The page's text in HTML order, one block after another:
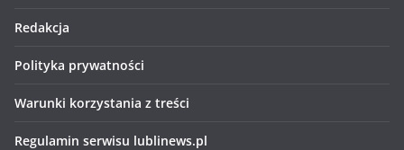
Redakcja
Polityka prywatności
Warunki korzystania z treści
Regulamin serwisu lublinews.pl